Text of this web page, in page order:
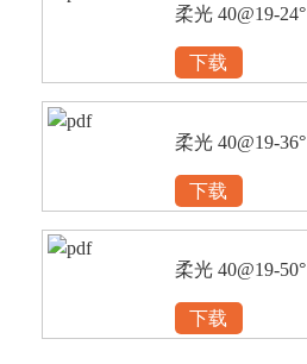
柔光 40@19-24°
下载
柔光 40@19-36°
下载
柔光 40@19-50°
下载